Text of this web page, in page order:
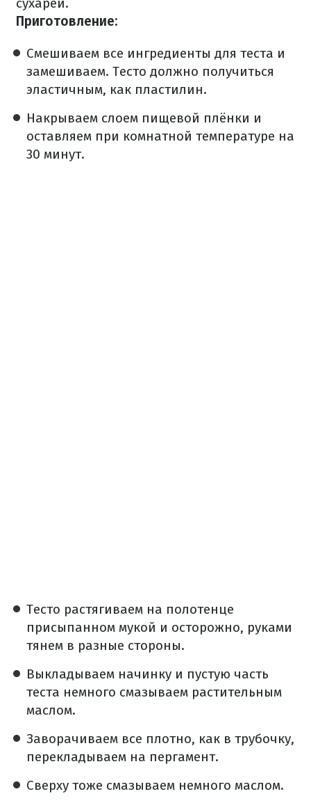
Приготовление:
Смешиваем все ингредиенты для теста и
замешиваем. Тесто должно получиться
эластичным, как пластилин.
Накрываем слоем пищевой плёнки и
оставляем при комнатной температуре на
30 минут.
Тесто растягиваем на полотенце
присыпанном мукой и осторожно, руками
тянем в разные стороны.
Выкладываем начинку и пустую часть
теста немного смазываем растительным
маслом.
Заворачиваем все плотно, как в трубочку,
перекладываем на пергамент.
Сверху тоже смазываем немного маслом.